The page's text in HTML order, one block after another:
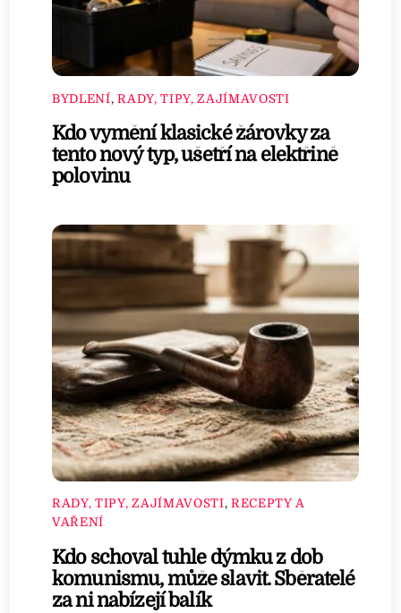
BYDLENÍ,RADY, TIPY, ZAJÍMAVOSTI
Kdo vymění klasické žárovky za
tento nový typ, ušetří na elektřině
polovinu
RADY, TIPY, ZAJÍMAVOSTI, RECEPTY A
VAŘENÍ
Kdo schoval tuhle dýmku z dob
komunismu, může slavit. Sběratelé
za ni nabízejí balík